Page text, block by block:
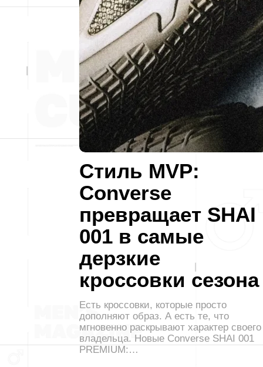
Стиль MVP:
Converse
превращает SHAI
001 в самые
дерзкие
кроссовки сезона
Есть кроссовки, которые просто
дополняют образ. А есть те, что
мгновенно раскрывают характер своего
владельца. Новые Converse SHAI 001
PREMIUM:…